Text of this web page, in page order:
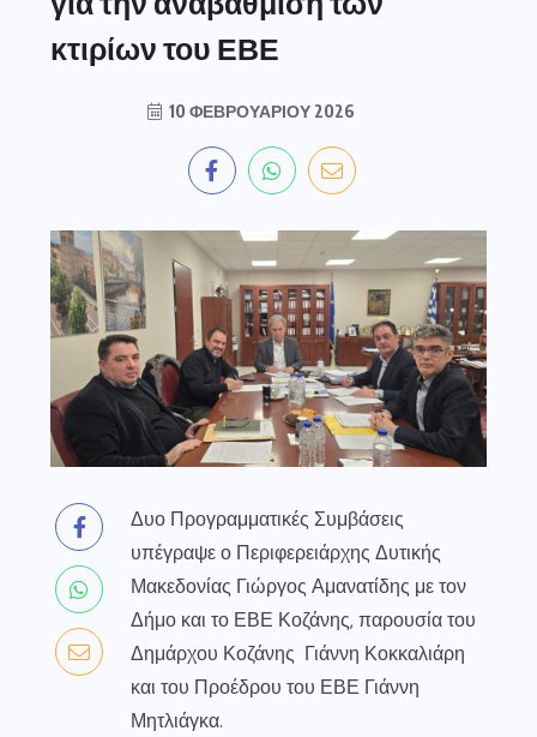
κτιρίων του ΕΒΕ
10 ΦΕΒΡΟΥΑΡΊΟΥ 2026
Δυο Προγραμματικές Συμβάσεις
υπέγραψε ο Περιφερειάρχης Δυτικής
Μακεδονίας Γιώργος Αμανατίδης με τον
Δήμο και το ΕΒΕ Κοζάνης, παρουσία του
Δημάρχου Κοζάνης Γιάννη Κοκκαλιάρη
και του Προέδρου του ΕΒΕ Γιάννη
Μητλιάγκα.